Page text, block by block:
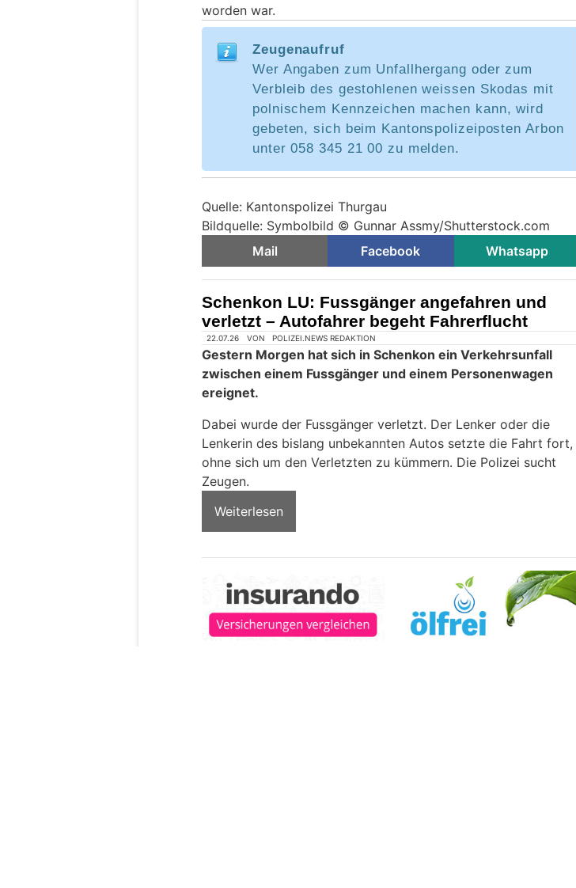
worden war.
Zeugenaufruf
Wer Angaben zum Unfallhergang oder zum
Verbleib des gestohlenen weissen Skodas mit
polnischem Kennzeichen machen kann, wird
gebeten, sich beim Kantonspolizeiposten Arbon
unter 058 345 21 00 zu melden.
Quelle: Kantonspolizei Thurgau
Bildquelle: Symbolbild © Gunnar Assmy/Shutterstock.com
Mail
Facebook Whatsapp
Schenkon LU: Fussgänger angefahren und
verletzt – Autofahrer begeht Fahrerflucht
22.07.26 VON POLIZEI.NEWS REDAKTION
Gestern Morgen hat sich in Schenkon ein Verkehrsunfall
zwischen einem Fussgänger und einem Personenwagen